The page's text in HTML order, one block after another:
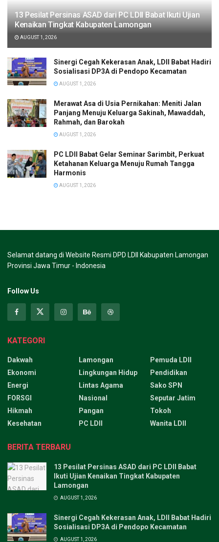
13 Pesilat Persinas ASAD dari PC LDII Babat Ikuti Ujian
Kenaikan Tingkat Kabupaten Lamongan
AUGUST 1, 2026
Sinergi Cegah Kekerasan Anak, LDII Babat Hadiri
Sosialisasi DP3A di Pendopo Kecamatan
AUGUST 1, 2026
Merawat Asa di Usia Pernikahan: Meniti Jalan
Panjang Menuju Keluarga Sakinah, Mawaddah,
Rahmah, dan Barokah
AUGUST 1, 2026
PC LDII Babat Gelar Seminar Sarimbit, Perkuat
Ketahanan Keluarga Menuju Rumah Tangga
Harmonis
AUGUST 1, 2026
Selamat datang di Website Resmi DPD LDII Kabupaten Lamongan
Provinsi Jawa Timur - Indonesia
Follow Us
KATEGORI
Dakwah
Ekonomi
Energi
FORSGI
Hikmah
Kesehatan
Lamongan
Lingkungan Hidup
Lintas Agama
Nasional
Pangan
PC LDII
Pemuda LDII
Pendidikan
Sako SPN
Seputar Jatim
Tokoh
Wanita LDII
BERITA TERBARU
13 Pesilat Persinas ASAD dari PC LDII Babat
Ikuti Ujian Kenaikan Tingkat Kabupaten
Lamongan
AUGUST 1, 2026
Sinergi Cegah Kekerasan Anak, LDII Babat Hadiri
Sosialisasi DP3A di Pendopo Kecamatan
AUGUST 1, 2026